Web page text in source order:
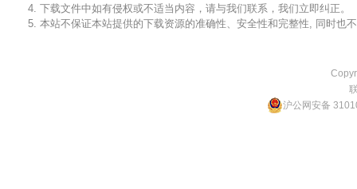
4. 下载文件中如有侵权或不适当内容，请与我们联系，我们立即纠正。
5. 本站不保证本站提供的下载资源的准确性、安全性和完整性, 同时也
沪公网安备